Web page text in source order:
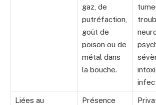
gaz, de
putréfaction,
goût de
poison ou de
métal dans
la bouche.
Liées au
Présence